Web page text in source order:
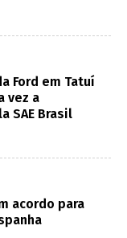
Ford em Tatuí
vez a
SAE Brasil
acordo para